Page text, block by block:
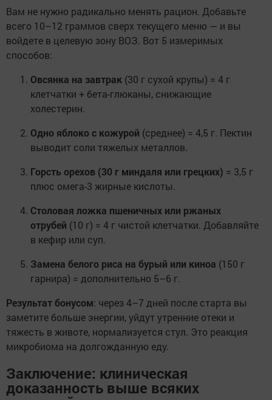
Вам не нужно радикально менять рацион. Добавьте
всего 10–12 граммов сверх текущего меню — и вы
войдете в целевую зону ВОЗ. Вот 5 измеримых
способов:
Овсянка на завтрак (30 г сухой крупы) = 4 г
клетчатки + бета-глюканы, снижающие
холестерин.
Одно яблоко с кожурой (среднее) = 4,5 г. Пектин
выводит соли тяжелых металлов.
Горсть орехов (30 г миндаля или грецких) = 3,5 г
плюс омега-3 жирные кислоты.
Столовая ложка пшеничных или ржаных
отрубей (10 г) = 4 г чистой клетчатки. Добавляйте
в кефир или суп.
Замена белого риса на бурый или киноа (150 г
гарнира) = дополнительно 5–6 г.
Результат бонусом: через 4–7 дней после старта вы
заметите больше энергии, уйдут утренние отеки и
тяжесть в животе, нормализуется стул. Это реакция
микробиома на долгожданную еду.
Заключение: клиническая
доказанность выше всяких